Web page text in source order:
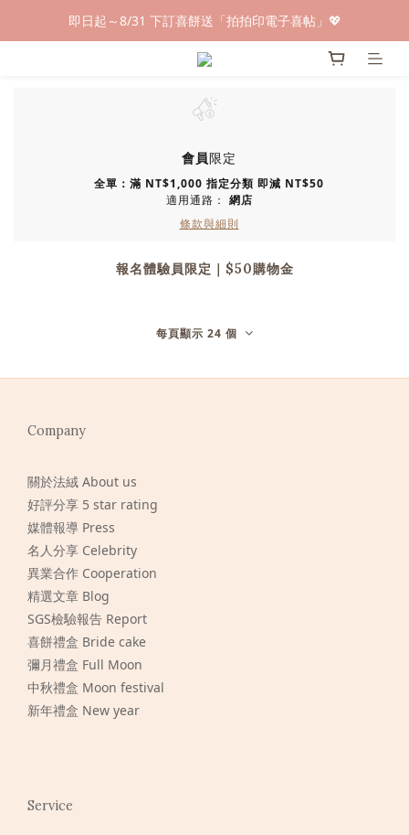
早鳥倒數🌕單盒最低只要$584🔥滿萬即享大宗優惠
即日起～8/31 下訂喜餅送「拍拍印電子喜帖」💖
快閃優惠⏰ 馬年寶寶專屬試吃禮遇｜輸碼現折$100
早鳥倒數🌕單盒最低只要$584🔥滿萬即享大宗優惠
會員限定
全單：滿 NT$1,000 指定分類 即減 NT$50
適用通路： 網店
條款與細則
報名體驗員限定｜$50購物金
每頁顯示 24 個
Company
關於法絨 About us
好評分享 5 star rating
媒體報導 Press
名人分享 Celebrity
異業合作 Cooperation
精選文章 Blog
SGS檢驗報告 Report
喜餅禮盒 Bride cake
彌月禮盒 Full Moon
中秋禮盒 Moon festival
新年禮盒 New year
Service